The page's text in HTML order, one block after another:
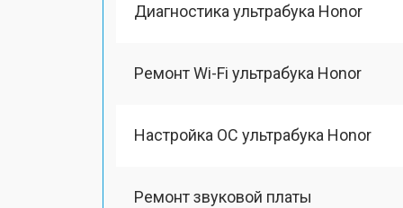
Диагностика ультрабука Honor
Ремонт Wi-Fi ультрабука Honor
Настройка ОС ультрабука Honor
Ремонт звуковой платы